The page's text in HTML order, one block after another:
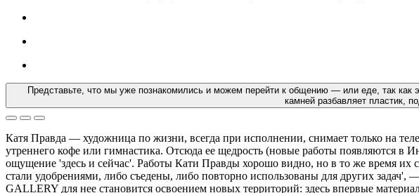
Представьте, что мы уже познакомились и можем перейти к общению — или еде, так как
камней разбавляет пластик,
Катя Правда — художница по жизни, всегда при исполнении, снимает только на
утреннего кофе или гимнастика. Отсюда ее щедрость (новые работы появляются в
ощущение 'здесь и сейчас'. Работы Кати Правды хорошо видно, но в то же время
стали удобрениями, либо съедены, либо повторно использованы для других
GALLERY для нее становится освоением новых территорий: здесь впервые